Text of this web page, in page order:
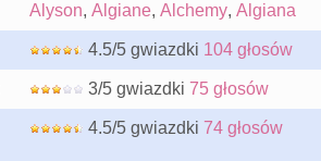
Alyson, Algiane, Alchemy, Algiana
4.5/5 gwiazdki 104 głosów
3/5 gwiazdki 75 głosów
4.5/5 gwiazdki 74 głosów